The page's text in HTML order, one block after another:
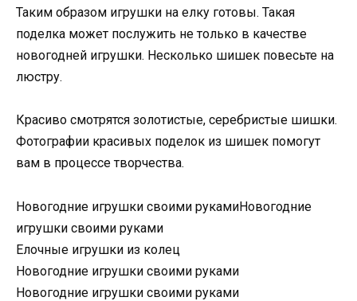
Таким образом игрушки на елку готовы. Такая
поделка может послужить не только в качестве
новогодней игрушки. Несколько шишек повесьте на
люстру.
Красиво смотрятся золотистые, серебристые шишки.
Фотографии красивых поделок из шишек помогут
вам в процессе творчества.
Новогодние игрушки своими рукамиНовогодние
игрушки своими руками
Елочные игрушки из колец
Новогодние игрушки своими руками
Новогодние игрушки своими руками